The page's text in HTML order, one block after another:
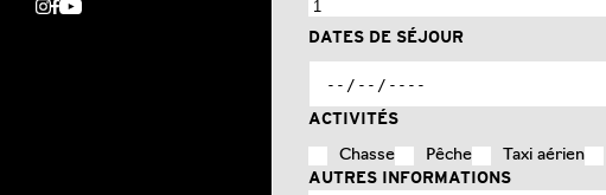
Instagram
Facebook
Youtube
DATES DE SÉJOUR
ACTIVITÉS
Chasse Pêche Taxi aérien
AUTRES INFORMATIONS